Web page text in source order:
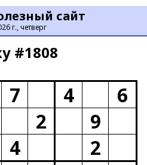
сайт
г., четверг
#1808
7 4
6
2
9
4
2